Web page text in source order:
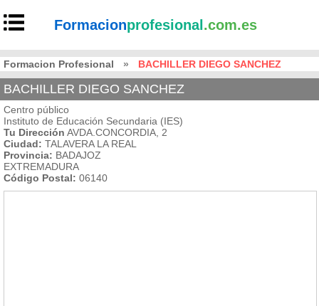
Formacionprofesional .com.es
Formacion Profesional » BACHILLER DIEGO SANCHEZ
BACHILLER DIEGO SANCHEZ
Centro público
Instituto de Educación Secundaria (IES)
Tu Dirección AVDA.CONCORDIA, 2
Ciudad: TALAVERA LA REAL
Provincia: BADAJOZ
EXTREMADURA
Código Postal: 06140